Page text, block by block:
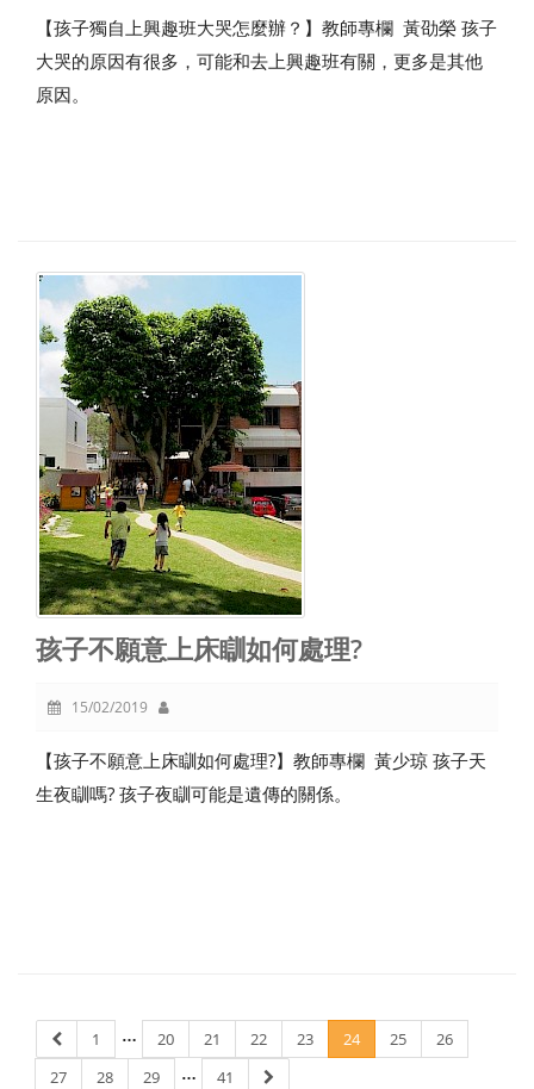
【孩子獨自上興趣班大哭怎麼辦？】教師專欄 黃劭榮 孩子
大哭的原因有很多，可能和去上興趣班有關，更多是其他
原因。
孩子不願意上床瞓如何處理?
15/02/2019
【孩子不願意上床瞓如何處理?】教師專欄 黃少琼 孩子天
生夜瞓嗎? 孩子夜瞓可能是遺傳的關係。
1 … 20 21 22 23 24 25
26
27
28 29 … 41